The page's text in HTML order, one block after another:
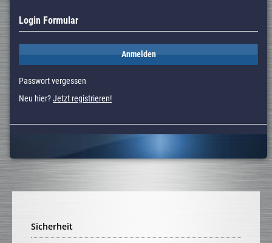
Login Formular
Anmelden
Passwort vergessen
Neu hier?Jetzt registrieren!
Sicherheit